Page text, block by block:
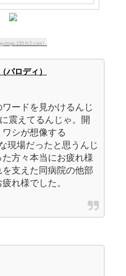
imgs-150.fc2.com）
パロディ）
ードを見かけるんじ
震えてるんじゃ。開
シが想像する
現場だったと思うんじ
方々本当にお疲れ様
支えた同病院の他部
れ様でした。